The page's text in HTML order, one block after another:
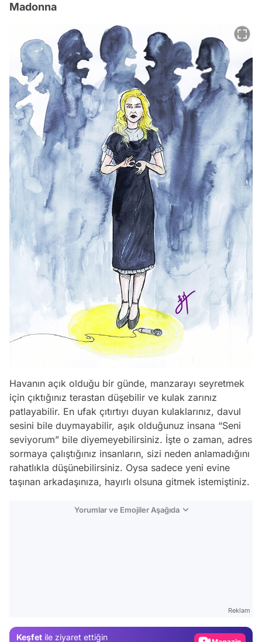
Madonna
Havanın açık olduğu bir günde, manzarayı seyretmek
için çıktığınız terastan düşebilir ve kulak zarınız
patlayabilir. En ufak çıtırtıyı duyan kulaklarınız, davul
sesini bile duymayabilir, aşık olduğunuz insana “Seni
seviyorum” bile diyemeyebilirsiniz. İşte o zaman, adres
sormaya çalıştığınız insanların, sizi neden anlamadığını
rahatlıkla düşünebilirsiniz. Oysa sadece yeni evine
taşınan arkadaşınıza, hayırlı olsuna gitmek istemiştiniz.
Yorumlar ve Emojiler Aşağıda
Reklam
Keşfet ile ziyaret ettiğin